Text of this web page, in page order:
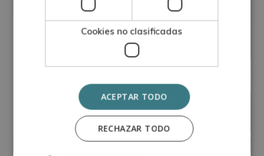
Máster en Tasación de Joyería y
Gemología
Matricúlate:
Cookies no clasificadas
ACEPTAR TODO
RECHAZAR TODO